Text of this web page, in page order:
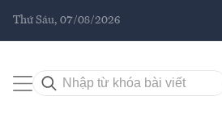
Thứ Sáu, 07/08/2026